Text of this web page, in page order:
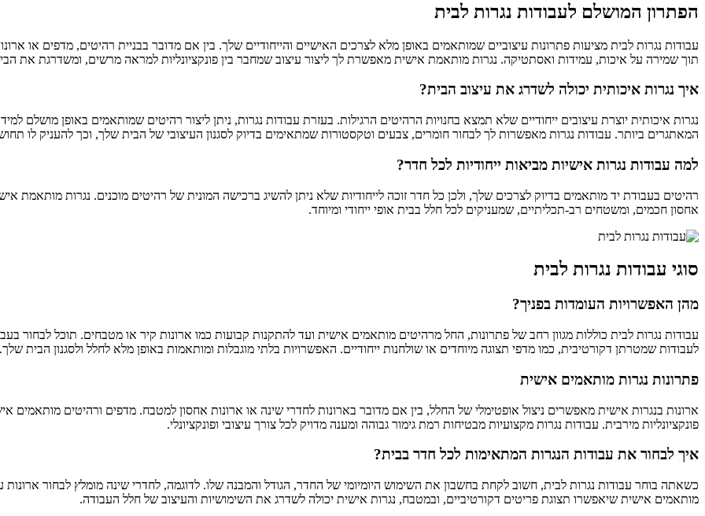
הפתרון המושלם לעבודות נגרות לבית
עבודות נגרות לבית מציעות פתרונות עיצוביים שמותאמים באופן מלא לצרכים האישיים והייחודיים שלך. בין אם מדובר בבניית רהיטים, מדפים או
תוך שמירה על איכות, עמידות ואסתטיקה. נגרות מותאמת אישית מאפשרת לך ליצור עיצוב שמחבר בין פונקציונליות למראה מרשים, ומשדרגת את
איך נגרות איכותית יכולה לשדרג את עיצוב הבית?
נגרות איכותית יוצרת עיצובים ייחודיים שלא תמצא בחנויות הרהיטים הרגילות. בעזרת עבודות נגרות, ניתן ליצור רהיטים שמותאמים באופן מושלם
המאתגרים ביותר. עבודות נגרות מאפשרות לך לבחור חומרים, צבעים וטקסטורות שמתאימים בדיוק לסגנון העיצובי של הבית שלך, וכך להעניק לו
למה עבודות נגרות אישיות מביאות ייחודיות לכל חדר?
רהיטים בעבודת יד מותאמים בדיוק לצרכים שלך, ולכן כל חדר זוכה לייחודיות שלא ניתן להשיג ברכישה המונית של רהיטים מוכנים. נגרות מותאמת
אחסון חכמים, ומשטחים רב-תכליתיים, שמעניקים לכל חלל בבית אופי ייחודי ומיוחד.
סוגי עבודות נגרות לבית
מהן האפשרויות העומדות בפניך?
עבודות נגרות לבית כוללות מגוון רחב של פתרונות, החל מרהיטים מותאמים אישית ועד להתקנות קבועות כמו ארונות קיר או מטבחים. תוכל לבחור
לעבודות שמטרתן דקורטיבית, כמו מדפי תצוגה מיוחדים או שולחנות ייחודיים. האפשרויות בלתי מוגבלות ומותאמות באופן מלא לחלל ולסגנון הבית שלך.
פתרונות נגרות מותאמים אישית
ארונות בנגרות אישית מאפשרים ניצול אופטימלי של החלל, בין אם מדובר בארונות לחדרי שינה או ארונות אחסון למטבח. מדפים ורהיטים מותאמים
פונקציונליות מירבית. עבודות נגרות מקצועיות מבטיחות רמת גימור גבוהה ומענה מדויק לכל צורך עיצובי ופונקציונלי.
איך לבחור את עבודות הנגרות המתאימות לכל חדר בבית?
כשאתה בוחר עבודות נגרות לבית, חשוב לקחת בחשבון את השימוש היומיומי של החדר, הגודל והמבנה שלו. לדוגמה, לחדרי שינה מומלץ לבחור ארונות
מותאמים אישית שיאפשרו תצוגת פריטים דקורטיביים, ובמטבח, נגרות אישית יכולה לשדרג את השימושיות והעיצוב של חלל העבודה.